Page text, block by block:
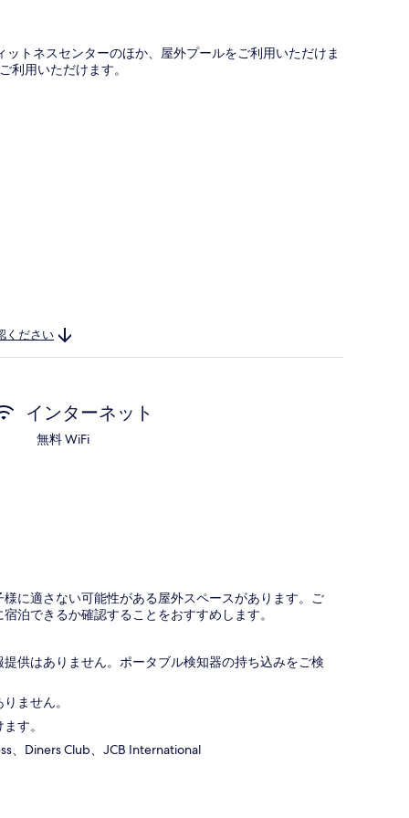
トネスセンターのほか、屋外プールをご利用いただけま
用いただけます。
ください
インターネット
無料 WiFi
に適さない可能性がある屋外スペースがあります。ご
泊できるか確認することをおすすめします。
供はありません。ポータブル検知器の持ち込みをご検
ません。
す。
、Diners Club、JCB International